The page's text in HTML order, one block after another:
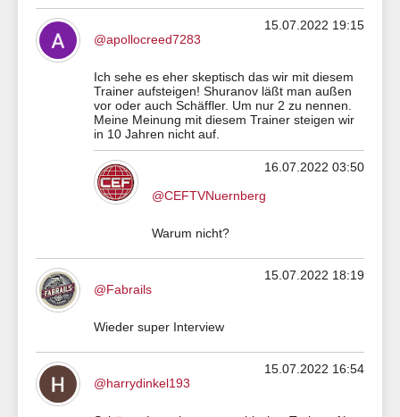
15.07.2022 19:15
@apollocreed7283
Ich sehe es eher skeptisch das wir mit diesem
Trainer aufsteigen! Shuranov läßt man außen
vor oder auch Schäffler. Um nur 2 zu nennen.
Meine Meinung mit diesem Trainer steigen wir
in 10 Jahren nicht auf.
16.07.2022 03:50
@CEFTVNuernberg
Warum nicht?
15.07.2022 18:19
@Fabrails
Wieder super Interview
15.07.2022 16:54
@harrydinkel193